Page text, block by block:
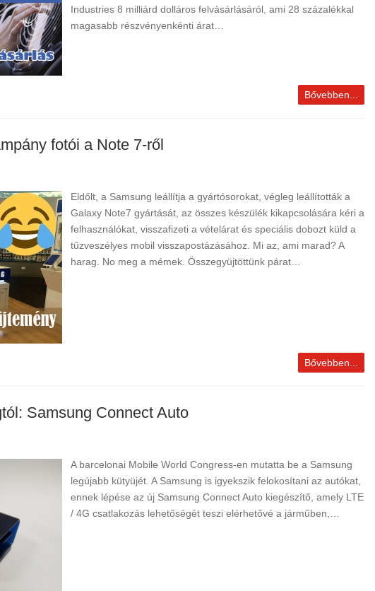
Industries 8 milliárd dolláros felvásárlásáról, ami 28 százalékkal
magasabb részvényenkénti árat…
Bővebben...
fotói a Note 7-ről
Eldőlt, a Samsung leállítja a gyártósorokat, végleg leállították a
Galaxy Note7 gyártását, az összes készülék kikapcsolására kéri a
felhasználókat, visszafizeti a vételárat és speciális dobozt küld a
tűzveszélyes mobil visszapostázásához. Mi az, ami marad? A
harag. No meg a mémek. Összegyüjtöttünk párat…
Bővebben...
Samsung Connect Auto
A barcelonai Mobile World Congress-en mutatta be a Samsung
legújabb kütyüjét. A Samsung is igyekszik felokosítani az autókat,
ennek lépése az új Samsung Connect Auto kiegészítő, amely LTE
/ 4G csatlakozás lehetőségét teszi elérhetővé a járműben,…